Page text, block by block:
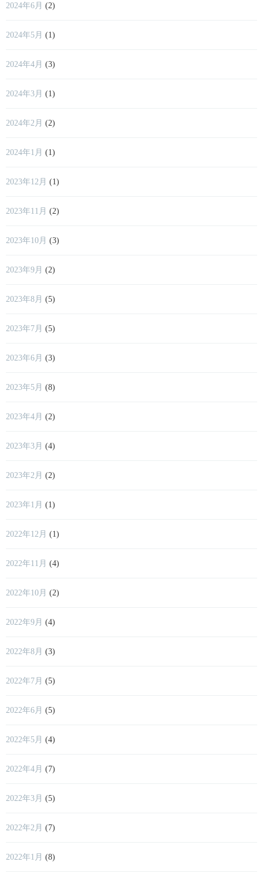
2024年6月 (2)
2024年5月 (1)
2024年4月 (3)
2024年3月 (1)
2024年2月 (2)
2024年1月 (1)
2023年12月 (1)
2023年11月 (2)
2023年10月 (3)
2023年9月 (2)
2023年8月 (5)
2023年7月 (5)
2023年6月 (3)
2023年5月 (8)
2023年4月 (2)
2023年3月 (4)
2023年2月 (2)
2023年1月 (1)
2022年12月 (1)
2022年11月 (4)
2022年10月 (2)
2022年9月 (4)
2022年8月 (3)
2022年7月 (5)
2022年6月 (5)
2022年5月 (4)
2022年4月 (7)
2022年3月 (5)
2022年2月 (7)
2022年1月 (8)